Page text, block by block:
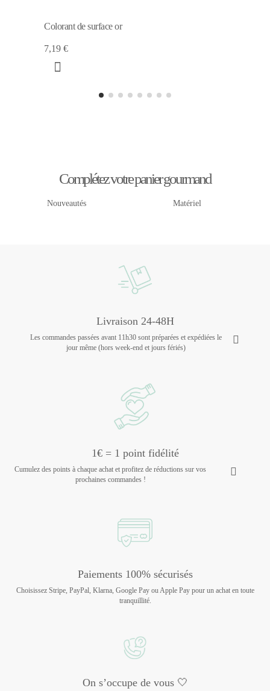
Colorant de surface or
7,19 €
Complétez votre panier gourmand
Nouveautés Matériel
Livraison 24-48H
Les commandes passées avant 11h30 sont préparées et expédiées le
jour même (hors week-end et jours fériés)
1€ = 1 point fidélité
Cumulez des points à chaque achat et profitez de réductions sur vos
prochaines commandes !
Paiements 100% sécurisés
Choisissez Stripe, PayPal, Klarna, Google Pay ou Apple Pay pour un achat en toute
tranquillité.
On s’occupe de vous 🤍